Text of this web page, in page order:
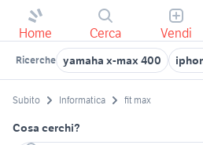
Home Cerca Vendi
Ricerche yamaha x-max 400
Subito Informatica fit max
Cosa cerchi?